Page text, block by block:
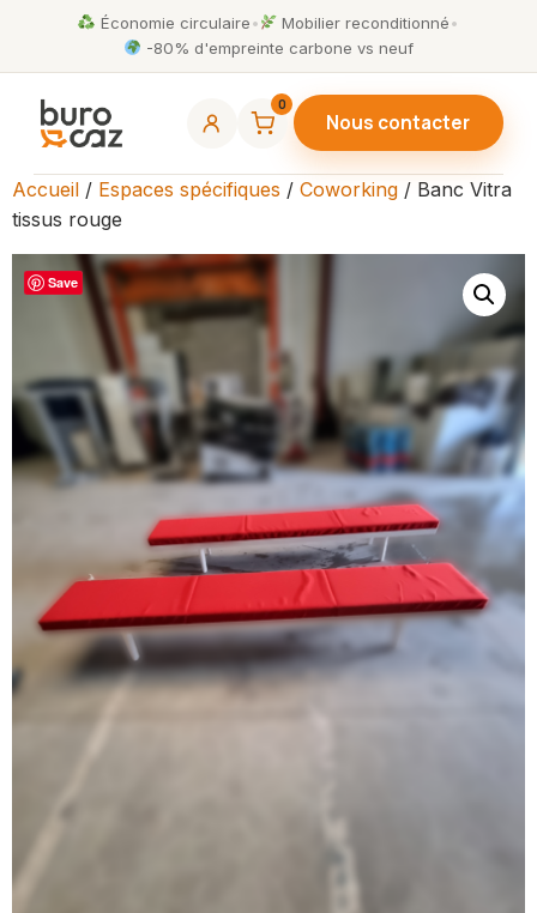
Économie circulaire• Mobilier reconditionné•
-80% d'empreinte carbone vs neuf
0
Nous contacter
Accueil / Espaces spécifiques / Coworking / Banc Vitra
tissus rouge
Save